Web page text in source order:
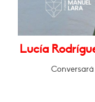
Lucía